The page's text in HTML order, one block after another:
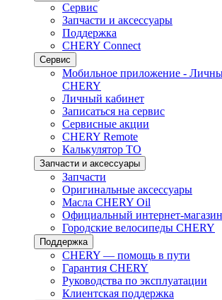
Сервис
Запчасти и аксессуары
Поддержка
CHERY Connect
Сервис
Мобильное приложение -
CHERY
Личный кабинет
Записаться на сервис
Сервисные акции
CHERY Remote
Калькулятор ТО
Запчасти и аксессуары
Запчасти
Оригинальные аксессуары
Масла CHERY Oil
Официальный интернет-магазин
Городские велосипеды CHERY
Поддержка
CHERY — помощь в пути
Гарантия CHERY
Руководства по эксплуатации
Клиентская поддержка